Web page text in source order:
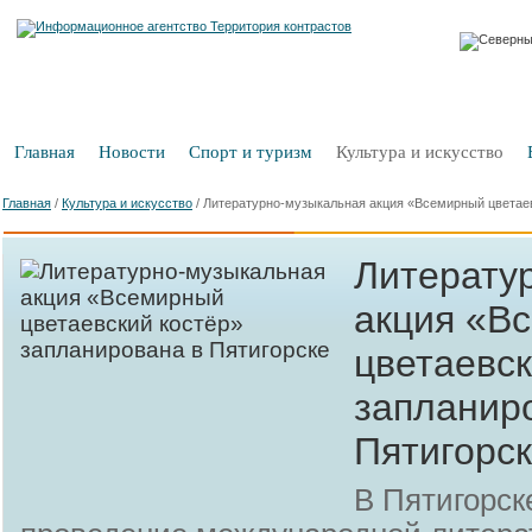
Главная Новости Спорт и туризм Культура и искусство
Главная / Культура и искусство / Литературно-музыкальная акция «Всемирный
акция
В